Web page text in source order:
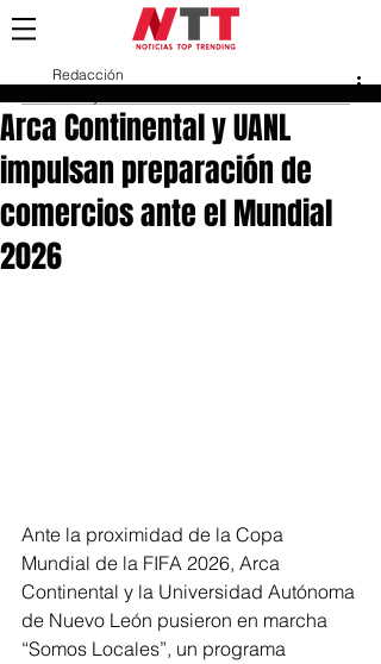
Arca Continental y UANL
impulsan preparación de
comercios ante el Mundial
2026
Redacción
Ante la proximidad de la Copa
Mundial de la FIFA 2026, Arca
Continental y la Universidad Autónoma
de Nuevo León pusieron en marcha
“Somos Locales”, un programa